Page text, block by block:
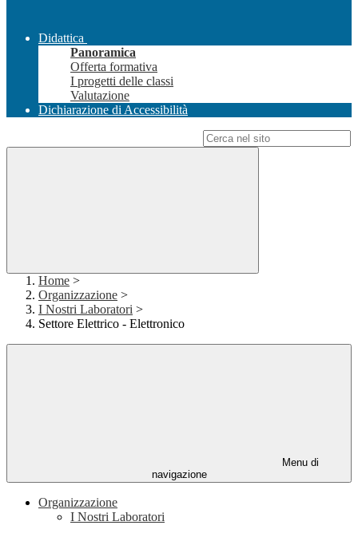
Didattica
Panoramica
Offerta formativa
I progetti delle classi
Valutazione
Dichiarazione di Accessibilità
Home >
Organizzazione >
I Nostri Laboratori >
Settore Elettrico - Elettronico
Menu di
navigazione
Organizzazione
I Nostri Laboratori